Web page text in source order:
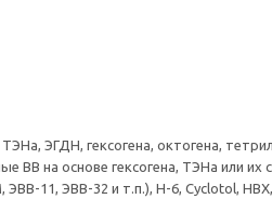
ЭГДН, гексогена, октогена,
ВВ на основе гексогена, ТЭНа или их
11, ЭВВ-32 и т.п.), Н-6, Cyclotol,